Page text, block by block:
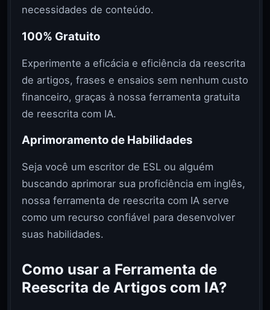
necessidades de conteúdo.
100% Gratuito
Experimente a eficácia e eficiência da reescrita
de artigos, frases e ensaios sem nenhum custo
financeiro, graças à nossa ferramenta gratuita
de reescrita com IA.
Aprimoramento de Habilidades
Seja você um escritor de ESL ou alguém
buscando aprimorar sua proficiência em inglês,
nossa ferramenta de reescrita com IA serve
como um recurso confiável para desenvolver
suas habilidades.
Como usar a Ferramenta de
Reescrita de Artigos com IA?